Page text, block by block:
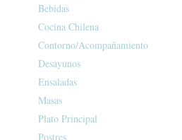
Bebidas
Cocina Chilena
Contorno/Acompañamiento
Desayunos
Ensaladas
Masas
Plato Principal
Postres